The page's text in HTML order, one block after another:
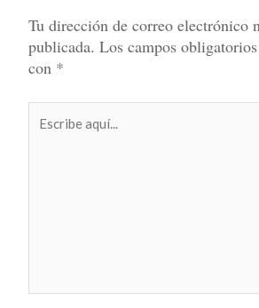
Tu dirección de correo electrónico
publicada. Los campos
con *
aquí...